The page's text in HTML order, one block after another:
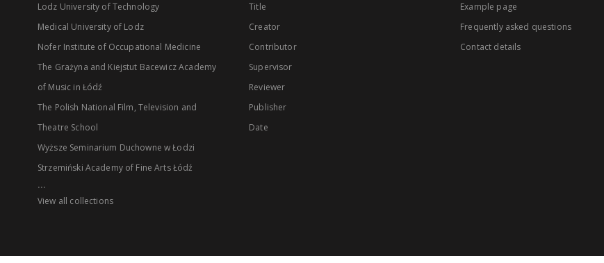
Lodz University of Technology
Medical University of Lodz
Nofer Institute of Occupational Medicine
The Grażyna and Kiejstut Bacewicz Academy
of Music in Łódź
The Polish National Film, Television and
Theatre School
Wyższe Seminarium Duchowne w Łodzi
Strzemiński Academy of Fine Arts Łódź
...
View all collections
Title
Creator
Contributor
Supervisor
Reviewer
Publisher
Date
Example page
Frequently asked questions
Contact details